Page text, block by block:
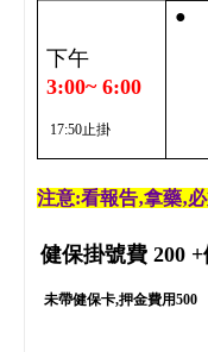
下午
3:00~ 6:00
17:50止掛
●
注意:看報告‚拿藥‚
健保掛號費 200 +
未帶健保卡,押金費用500